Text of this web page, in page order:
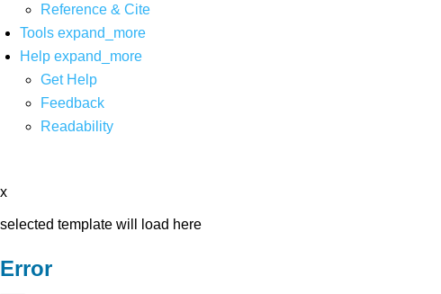
Reference & Cite
Tools expand_more
Help expand_more
Get Help
Feedback
Readability
x
selected template will load here
Error